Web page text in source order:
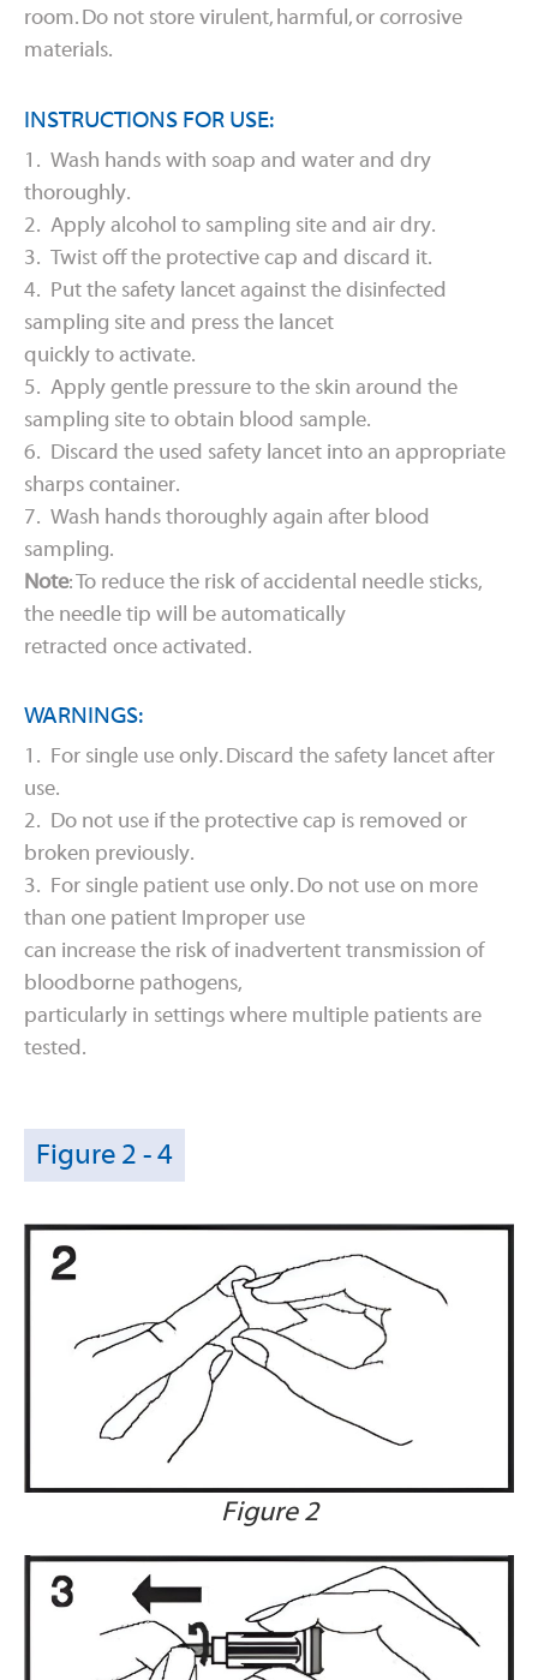
Figure 2 - 4
Figure 2
room. Do not store virulent, harmful, or corrosive
materials.
INSTRUCTIONS FOR USE:
1. Wash hands with soap and water and dry
thoroughly.
2. Apply alcohol to sampling site and air dry.
3. Twist off the protective cap and discard it.
4. Put the safety lancet against the disinfected
sampling site and press the lancet
quickly to activate.
5. Apply gentle pressure to the skin around the
sampling site to obtain blood sample.
6. Discard the used safety lancet into an appropriate
sharps container.
7. Wash hands thoroughly again after blood
sampling.
Note: To reduce the risk of accidental needle sticks,
the needle tip will be automatically
retracted once activated.
WARNINGS:
1. For single use only. Discard the safety lancet after
use.
2. Do not use if the protective cap is removed or
broken previously.
3. For single patient use only. Do not use on more
than one patient Improper use
can increase the risk of inadvertent transmission of
bloodborne pathogens,
particularly in settings where multiple patients are
tested.